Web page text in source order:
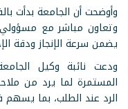
وأوضحت أن الجامعة بدأت
وتعاون مباشر مع مسؤولي
يضمن سرعة الإنجاز ودقة
ودعت نائبة وكيل
المستمرة لما يرد من
الرد عند الطلب، بما يسهم